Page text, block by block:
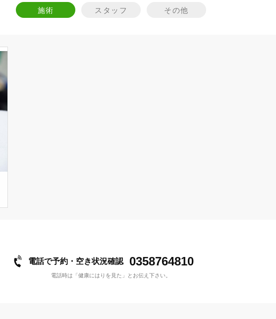
施術 スタッフ その他
電話で予約・空き状況確認 0358764810
電話時は「健康にはりを見た」とお伝え下さい。